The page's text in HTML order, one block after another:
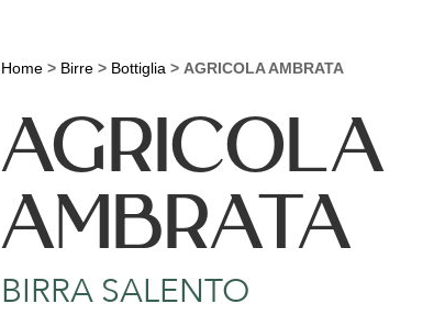
Home> Birre> Bottiglia > AGRICOLA AMBRATA
AGRICOLA
AMBRATA
BIRRA SALENTO